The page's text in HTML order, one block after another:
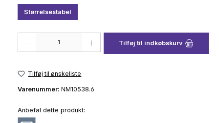
Størrelsestabel
Tilføj til indkøbskurv
Tilføj til ønskeliste
Varenummer: NM10538.6
Anbefal dette produkt: